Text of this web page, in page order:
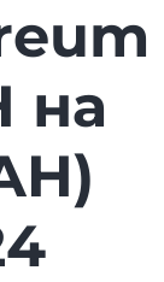
на